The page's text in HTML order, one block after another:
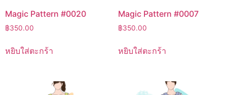
Magic Pattern #0020
฿350.00
หยิบใส่ตะกร้า
Magic Pattern #0007
฿350.00
หยิบใส่ตะกร้า